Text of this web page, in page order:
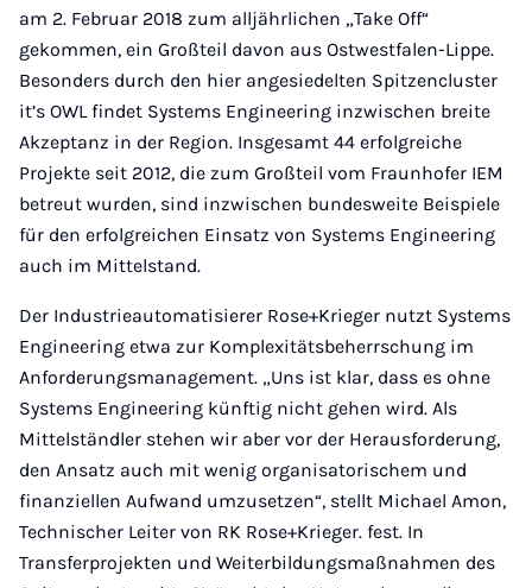
am 2. Februar 2018 zum alljährlichen „Take Off“
gekommen, ein Großteil davon aus Ostwestfalen-Lippe.
Besonders durch den hier angesiedelten Spitzencluster
it’s OWL findet Systems Engineering inzwischen breite
Akzeptanz in der Region. Insgesamt 44 erfolgreiche
Projekte seit 2012, die zum Großteil vom Fraunhofer IEM
betreut wurden, sind inzwischen bundesweite Beispiele
für den erfolgreichen Einsatz von Systems Engineering
auch im Mittelstand.
Der Industrieautomatisierer Rose+Krieger nutzt Systems
Engineering etwa zur Komplexitätsbeherrschung im
Anforderungsmanagement. „Uns ist klar, dass es ohne
Systems Engineering künftig nicht gehen wird. Als
Mittelständler stehen wir aber vor der Herausforderung,
den Ansatz auch mit wenig organisatorischem und
finanziellen Aufwand umzusetzen“, stellt Michael Amon,
Technischer Leiter von RK Rose+Krieger. fest. In
Transferprojekten und Weiterbildungsmaßnahmen des